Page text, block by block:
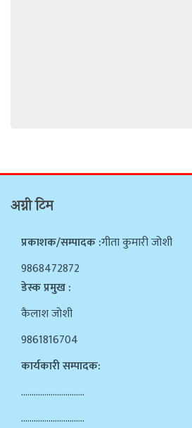
अग्नी टिम
प्रकाशक/सम्पादक :गीता कुमारी जोशी
9868472872
डेस्क प्रमुख :
कैलाश जोशी
9861816704
कार्यकारी सम्पादक:
…………………………
…………………………